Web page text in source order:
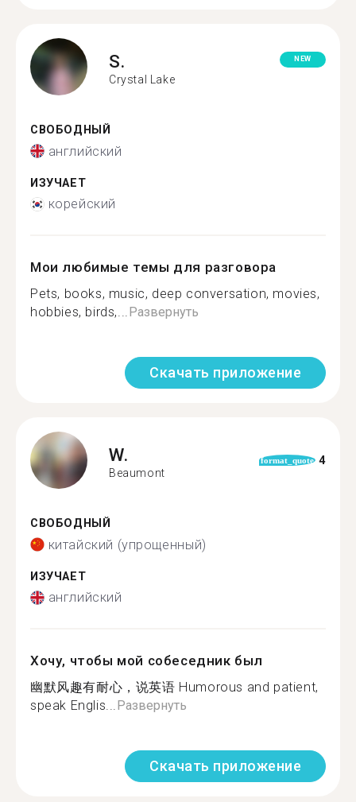
S.
Crystal Lake
NEW
СВОБОДНЫЙ
английский
ИЗУЧАЕТ
корейский
Мои любимые темы для разговора
Pets, books, music, deep conversation, movies,
hobbies, birds,...Развернуть
Скачать приложение
W.
Beaumont
format_quote 4
СВОБОДНЫЙ
китайский (упрощенный)
ИЗУЧАЕТ
английский
Хочу, чтобы мой собеседник был
幽默风趣有耐心，说英语 Humorous and patient,
speak Englis...Развернуть
Скачать приложение